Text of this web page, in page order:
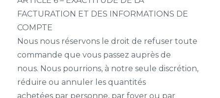
FACTURATION ET DES INFORMATIONS DE
COMPTE
Nous nous réservons le droit de refuser toute
commande que vous passez auprès de
nous. Nous pourrions, à notre seule discrétion,
réduire ou annuler les quantités
achetées par personne, par foyer ou par